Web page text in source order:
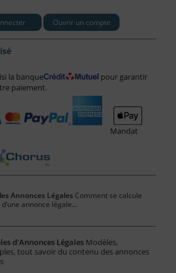
Ouvrir un compte
la banque
pour garantir
paiement.
Mandat
Annonces Légales Comment se calcule
annonce légale...
d'Annonces Légales Modèles,
tout savoir du contenu des annonces